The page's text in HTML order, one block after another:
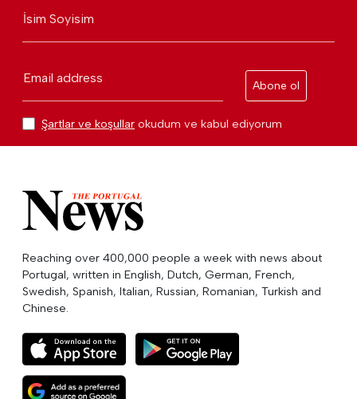
İsim Soyisim
Email address
Abone ol
Şartlar ve koşullar okudum ve kabul ediyorum
Reaching over 400,000 people a week with news about
Portugal, written in English, Dutch, German, French,
Swedish, Spanish, Italian, Russian, Romanian, Turkish and
Chinese.